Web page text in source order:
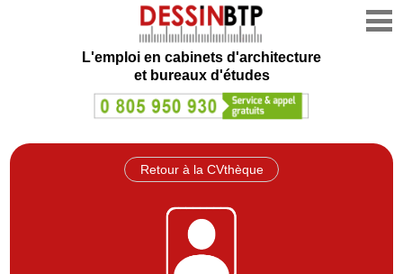
L'emploi en cabinets d'architecture
et bureaux d'études
Retour à la CVthèque